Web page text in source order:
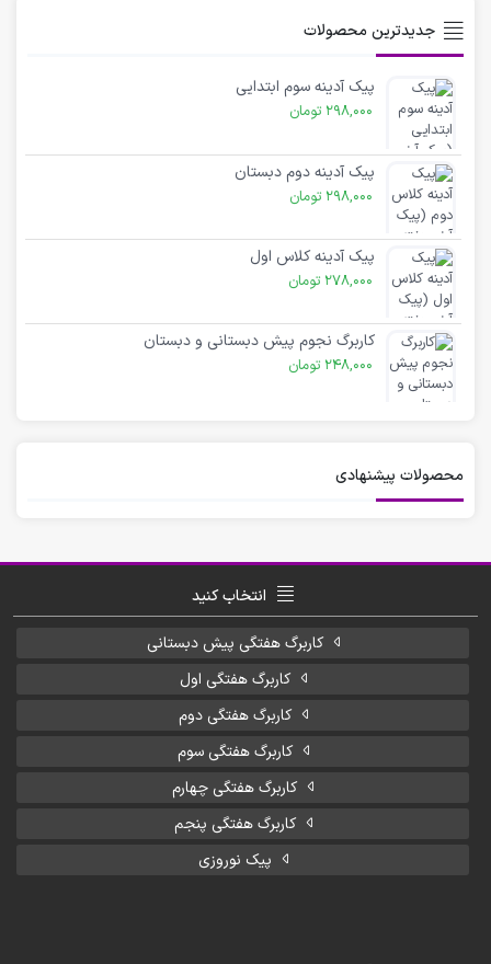
جدیدترین محصولات
پیک آدینه سوم ابتدایی
298,000 تومان
پیک آدینه دوم دبستان
298,000 تومان
پیک آدینه کلاس اول
278,000 تومان
کاربرگ نجوم پیش دبستانی و دبستان
248,000 تومان
محصولات پیشنهادی
انتخاب کنید
کاربرگ هفتگی پیش دبستانی
کاربرگ هفتگی اول
کاربرگ هفتگی دوم
کاربرگ هفتگی سوم
کاربرگ هفتگی چهارم
کاربرگ هفتگی پنجم
پیک نوروزی